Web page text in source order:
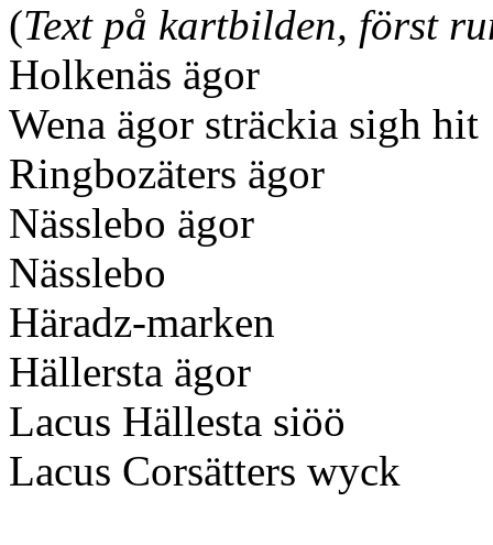
(Text på kartbilden, först
Holkenäs ägor
Wena ägor sträckia sigh hit
Ringbozäters ägor
Nässlebo ägor
Nässlebo
Häradz-marken
Hällersta ägor
Lacus Hällesta siöö
Lacus Corsätters wyck